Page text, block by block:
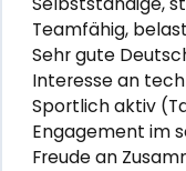
Teamfähig,
Sehr gute
Interesse an
Sportlich aktiv
Engagement im
Freude an